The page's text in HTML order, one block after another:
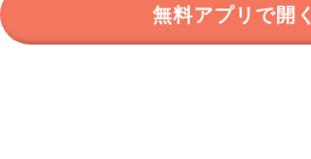
無料アプリで開く